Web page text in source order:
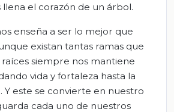
llena el corazón de un árbol.
enseña a ser lo mejor que
existan tantas ramas que
raíces siempre nos mantiene
vida y fortaleza hasta la
Y este se convierte en nuestro
cada uno de nuestros